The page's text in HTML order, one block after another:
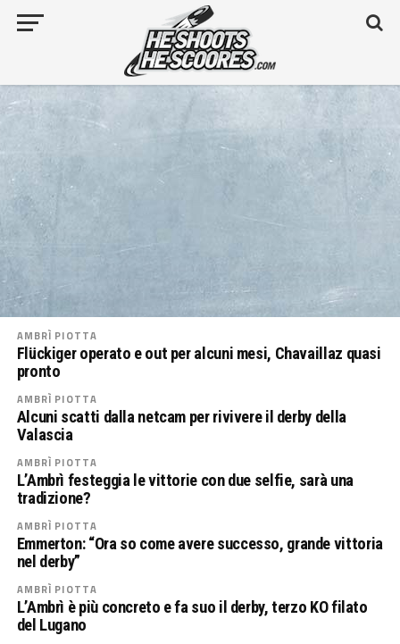
AMBRÌ PIOTTA
Flückiger operato e out per alcuni mesi, Chavaillaz quasi
pronto
AMBRÌ PIOTTA
Alcuni scatti dalla netcam per rivivere il derby della
Valascia
AMBRÌ PIOTTA
L’Ambrì festeggia le vittorie con due selfie, sarà una
tradizione?
AMBRÌ PIOTTA
Emmerton: “Ora so come avere successo, grande vittoria
nel derby”
AMBRÌ PIOTTA
L’Ambrì è più concreto e fa suo il derby, terzo KO filato
del Lugano